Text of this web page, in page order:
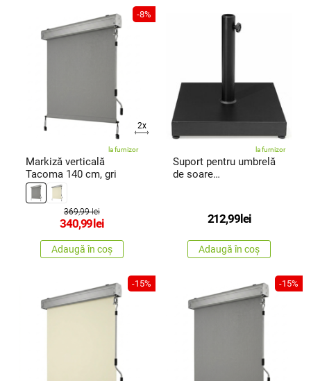
-8%
2x
la furnizor
Markiză verticală
Tacoma 140 cm, gri
369,99 lei
340,99 lei
Adaugă în coș
la furnizor
Suport pentru umbrelă
de soare
212,99 lei
Adaugă în coș
-15% -15%